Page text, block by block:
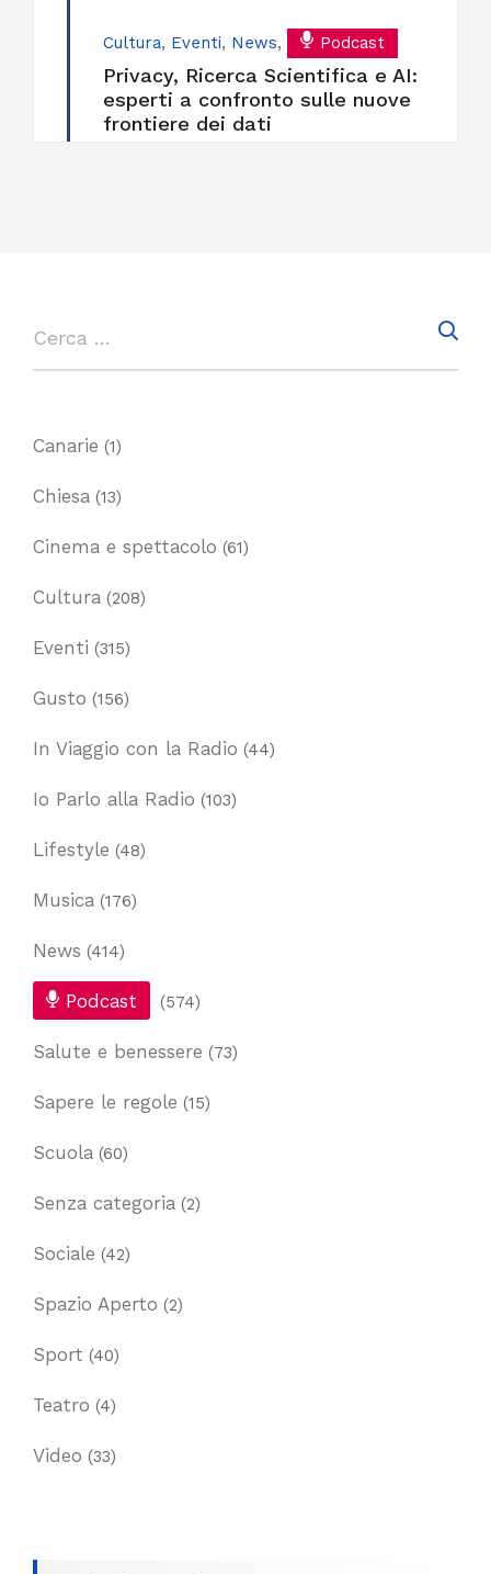
Cultura, Eventi, News, Podcast
Privacy, Ricerca Scientifica e AI:
esperti a confronto sulle nuove
frontiere dei dati
Canarie (1)
Chiesa (13)
Cinema e spettacolo (61)
Cultura (208)
Eventi (315)
Gusto (156)
In Viaggio con la Radio (44)
Io Parlo alla Radio (103)
Lifestyle (48)
Musica (176)
News (414)
Podcast (574)
Salute e benessere (73)
Sapere le regole (15)
Scuola (60)
Senza categoria (2)
Sociale (42)
Spazio Aperto (2)
Sport (40)
Teatro (4)
Video (33)